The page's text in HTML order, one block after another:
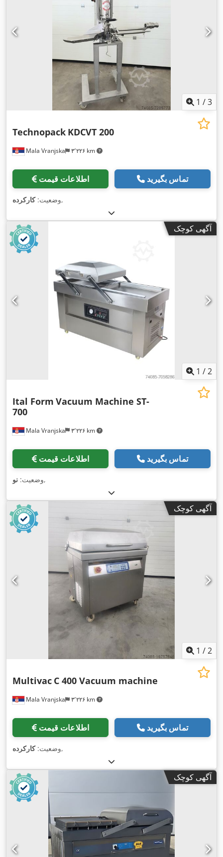
1 /3
Mala Vranjska ۳٬۲۲۶ km
Technopack KDCVT 200
اطلاعات قیمت تماس بگیرید
وضعیت:کارکرده ,
آگهی کوچک
1 /2
Mala Vranjska ۳٬۲۲۶ km
Ital Form Vacuum Machine ST-
700
اطلاعات قیمت تماس بگیرید
وضعیت: نو ,
آگهی کوچک
1 /2
Mala Vranjska ۳٬۲۲۶ km
Multivac C 400 Vacuum machine
اطلاعات قیمت تماس بگیرید
وضعیت:کارکرده ,
آگهی کوچک